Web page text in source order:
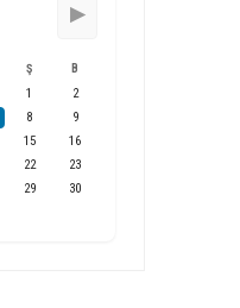
▶
Ş B
1
2
8
9
15
16
22
23
29
30